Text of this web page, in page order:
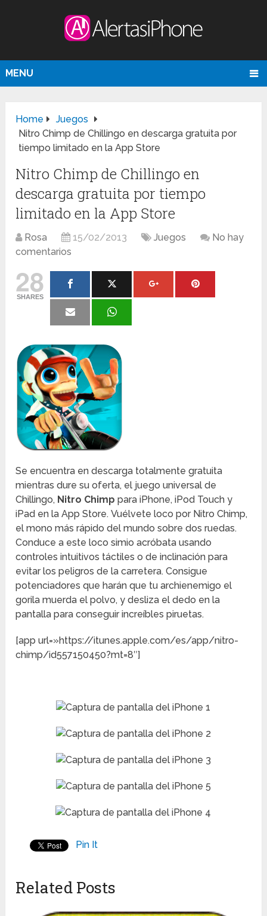
MENU
Home
Juegos
Nitro Chimp de Chillingo en descarga gratuita por
tiempo limitado en la App Store
Nitro Chimp de Chillingo en
descarga gratuita por tiempo
limitado en la App Store
Rosa 15/02/2013 Juegos
No hay
comentarios
28
SHARES
Se encuentra en descarga totalmente gratuita
mientras dure su oferta, el juego universal de
Chillingo, Nitro Chimp para iPhone, iPod Touch y
iPad en la App Store. Vuélvete loco por Nitro Chimp,
el mono más rápido del mundo sobre dos ruedas.
Conduce a este loco simio acróbata usando
controles intuitivos táctiles o de inclinación para
evitar los peligros de la carretera. Consigue
potenciadores que harán que tu archienemigo el
gorila muerda el polvo, y desliza el dedo en la
pantalla para conseguir increíbles piruetas.
[app url=»https://itunes.apple.com/es/app/nitro-
chimp/id557150450?mt=8″]
Pin It
Related Posts